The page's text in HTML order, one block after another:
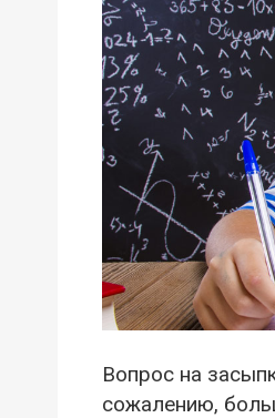
Вопрос на
сожалению,